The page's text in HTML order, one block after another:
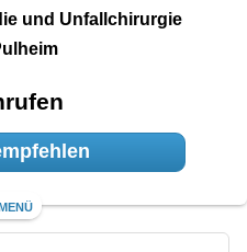
und Unfallchirurgie